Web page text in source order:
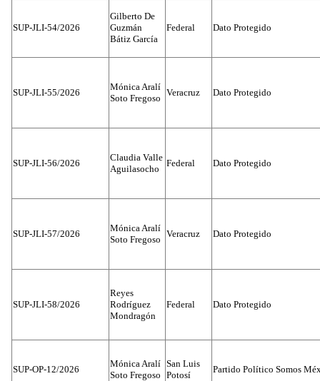
SUP-JLI-54/2026
Gilberto De
Guzmán
Bátiz García
Federal Dato Protegido
SUP-JLI-55/2026
Mónica Aralí
Soto Fregoso
Veracruz Dato Protegido
SUP-JLI-56/2026
Claudia Valle
Aguilasocho
Federal Dato Protegido
SUP-JLI-57/2026
Mónica Aralí
Soto Fregoso
Veracruz Dato Protegido
SUP-JLI-58/2026
Reyes
Rodríguez
Mondragón
Federal Dato Protegido
SUP-OP-12/2026
Mónica Aralí
Soto Fregoso
San Luis
Potosí
Partido Político Somos